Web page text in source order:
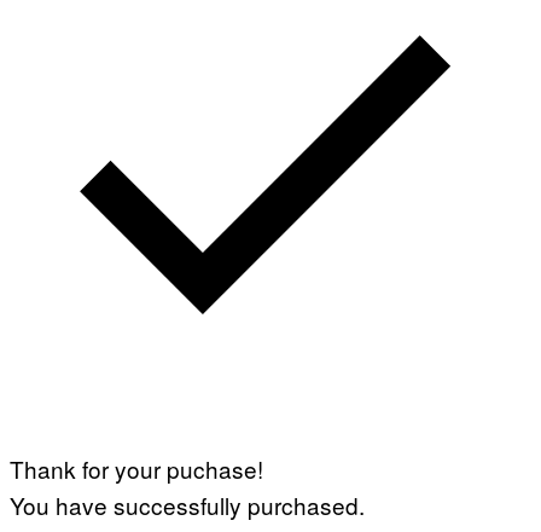
Thank for your puchase!
You have successfully purchased.